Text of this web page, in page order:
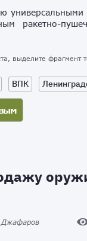
ракетно-
выделите фрагмент
ВПК
Джафаров